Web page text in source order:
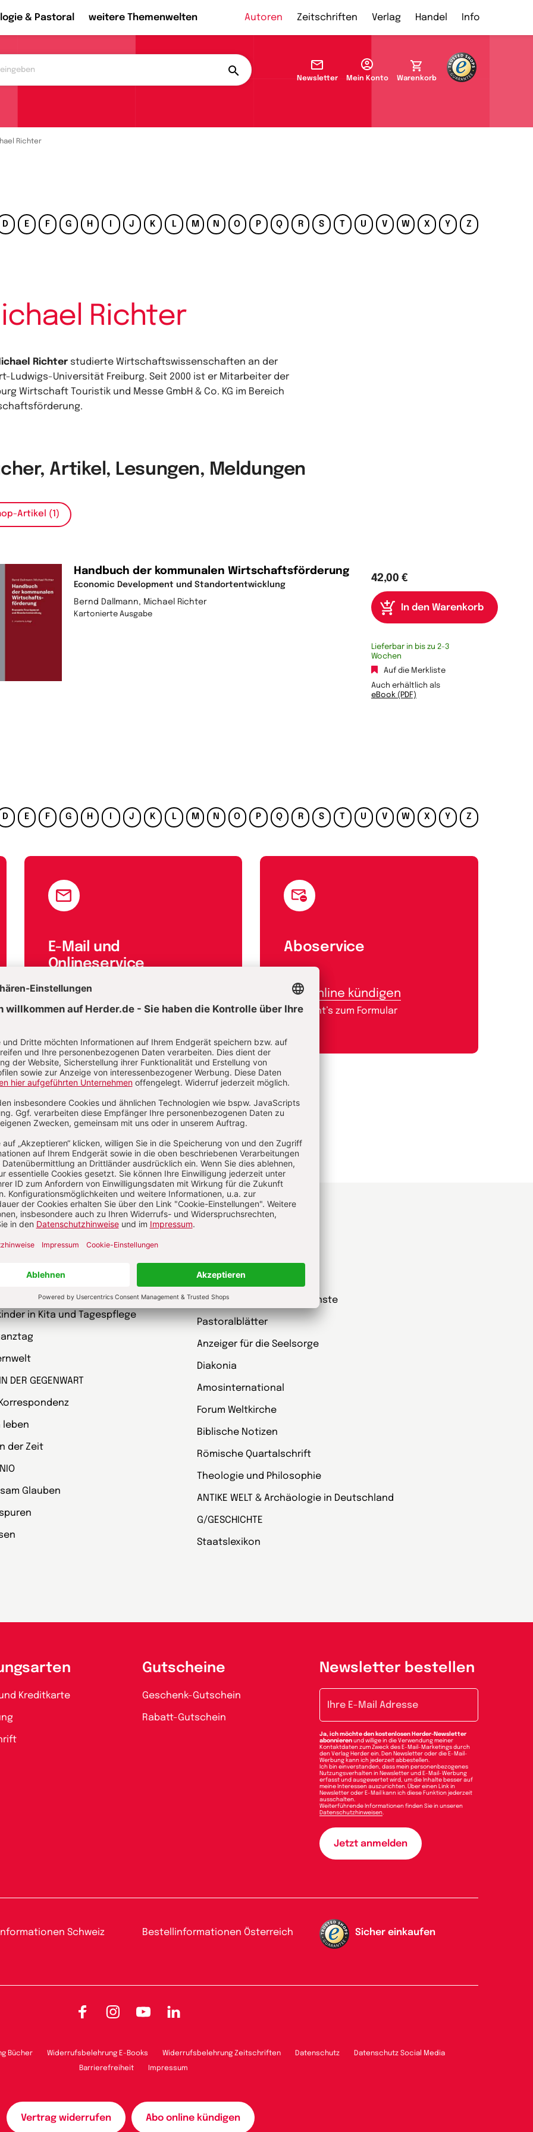
& Pastoral weitere Themenwelten Autoren Zeitschriften Verlag Handel Info
Newsletter Mein Konto Warenkorb
Richter
D E F G H J K L M N O P Q R S T U V W X Y Z
Richter
Richter studierte Wirtschaftswissenschaften an der
Ludwigs-Universität Freiburg. Seit 2000 ist er Mitarbeiter der
Wirtschaft Touristik und Messe GmbH & Co. KG im Bereich
Artikel, Lesungen, Meldungen
Artikel (1)
Handbuch der kommunalen Wirtschaftsförderung
Economic Development und Standortentwicklung
Bernd Dallmann, Michael Richter
Kartonierte Ausgabe
42,00 €
Lieferbar in bis zu 2-3
Wochen
Auf die Merkliste
Auch erhältlich als
eBook (PDF)
D E F G H I J K L M N O P Q R S T U V W X Y Z
E-Mail und
Onlineservice
kundenservice@herder.de
Wir freuen uns über Ihre Nachricht.
Aboservice
Abo online kündigen
Hier geht’s zum Formular
Eltern Rat suchen
in Kita und Tagespflege
DER GEGENWART
leben
der Zeit
Glauben
Gottesdienst
Ideenwerkstatt Gottesdienste
Pastoralblätter
Anzeiger für die Seelsorge
Diakonia
Amosinternational
Forum Weltkirche
Biblische Notizen
Römische Quartalschrift
Theologie und Philosophie
ANTIKE WELT & Archäologie in Deutschland
G/GESCHICHTE
Staatslexikon
Kreditkarte
Gutscheine
Geschenk-Gutschein
Rabatt-Gutschein
Newsletter bestellen
Ja, ich möchte den kostenlosen Herder-Newsletter
abonnierenund willige in die Verwendung meiner
Kontaktdaten zum Zweck des E-Mail-Marketings durch
den Verlag Herder ein. Den Newsletter oder die E-Mail-
Werbung kann ich jederzeit abbestellen.
Ich bin einverstanden, dass mein personenbezogenes
Nutzungsverhalten in Newsletter und E-Mail-Werbung
erfasst und ausgewertet wird, um die Inhalte besser auf
meine Interessen auszurichten. Über einen Link in
Newsletter oder E-Mail kann ich diese Funktion jederzeit
ausschalten.
Weiterführende Informationen finden Sie in unseren
Datenschutzhinweisen.
Schweiz Bestellinformationen Österreich Sicher einkaufen
FacebookInstagramYouTubeLinkedIn
Bücher Widerrufsbelehrung E-Books Widerrufsbelehrung Zeitschriften Datenschutz Datenschutz Social Media
Barrierefreiheit Impressum
Vertrag widerrufen Abo online kündigen